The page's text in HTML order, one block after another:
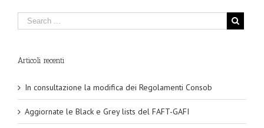
Articoli recenti
In consultazione la modifica dei Regolamenti Consob
Aggiornate le Black e Grey lists del FAFT-GAFI